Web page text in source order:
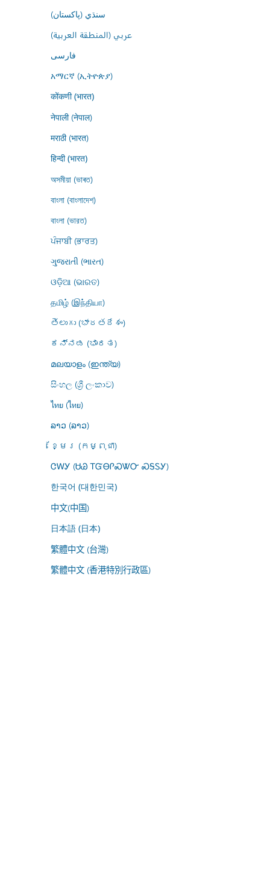
سنڌي (پاکستان)
عربي (المنطقة العربية)
فارسى
አማርኛ (ኢትዮጵያ)
कोंकणी (भारत)
नेपाली (नेपाल)
मराठी (भारत)
हिन्दी (भारत)
অসমীয়া (ভাৰত)
বাংলা (বাংলাদেশ)
বাংলা (ভারত)
ਪੰਜਾਬੀ (ਭਾਰਤ)
ગુજરાતી (ભારત)
ଓଡ଼ିଆ (ଭାରତ)
தமிழ் (இந்தியா)
తెలుగు (భారతదేశం)
ಕನ್ನಡ (ಭಾರತ)
മലയാളം (ഇന്ത്യ)
සිංහල (ශ්‍රී ලංකාව)
ไทย (ไทย)
ລາວ (ລາວ)
ខ្មែរ (កម្ពុជា)
ᏣᎳᎩ (ᏌᏊ ᎢᏳᎾᎵᏍᏔᏅ ᏍᎦᏚᎩ)
한국어 (대한민국)
中文(中国)
日本語 (日本)
繁體中文 (台灣)
繁體中文 (香港特別行政區)